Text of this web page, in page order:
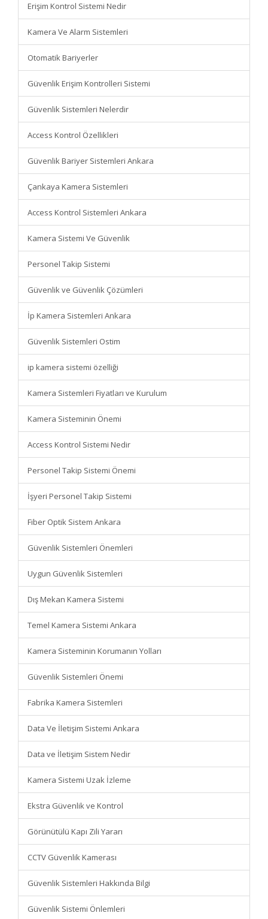
Erişim Kontrol Sistemi Nedir
Kamera Ve Alarm Sistemleri
Otomatik Bariyerler
Güvenlik Erişim Kontrolleri Sistemi
Güvenlik Sistemleri Nelerdir
Access Kontrol Özellikleri
Güvenlik Bariyer Sistemleri Ankara
Çankaya Kamera Sistemleri
Access Kontrol Sistemleri Ankara
Kamera Sistemi Ve Güvenlik
Personel Takip Sistemi
Güvenlik ve Güvenlik Çözümleri
İp Kamera Sistemleri Ankara
Güvenlik Sistemleri Ostim
ip kamera sistemi özelliği
Kamera Sistemleri Fiyatları ve Kurulum
Kamera Sisteminin Önemi
Access Kontrol Sistemi Nedir
Personel Takip Sistemi Önemi
İşyeri Personel Takip Sistemi
Fiber Optik Sistem Ankara
Güvenlik Sistemleri Önemleri
Uygun Güvenlik Sistemleri
Dış Mekan Kamera Sistemi
Temel Kamera Sistemi Ankara
Kamera Sisteminin Korumanın Yolları
Güvenlik Sistemleri Önemi
Fabrika Kamera Sistemleri
Data Ve İletişim Sistemi Ankara
Data ve İletişim Sistem Nedir
Kamera Sistemi Uzak İzleme
Ekstra Güvenlik ve Kontrol
Görünütülü Kapı Zili Yararı
CCTV Güvenlik Kamerası
Güvenlik Sistemleri Hakkında Bilgi
Güvenlik Sistemi Önlemleri